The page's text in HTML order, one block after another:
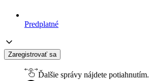
Predplatné
Zaregistrovať sa
Ďalšie správy nájdete potiahnutím.